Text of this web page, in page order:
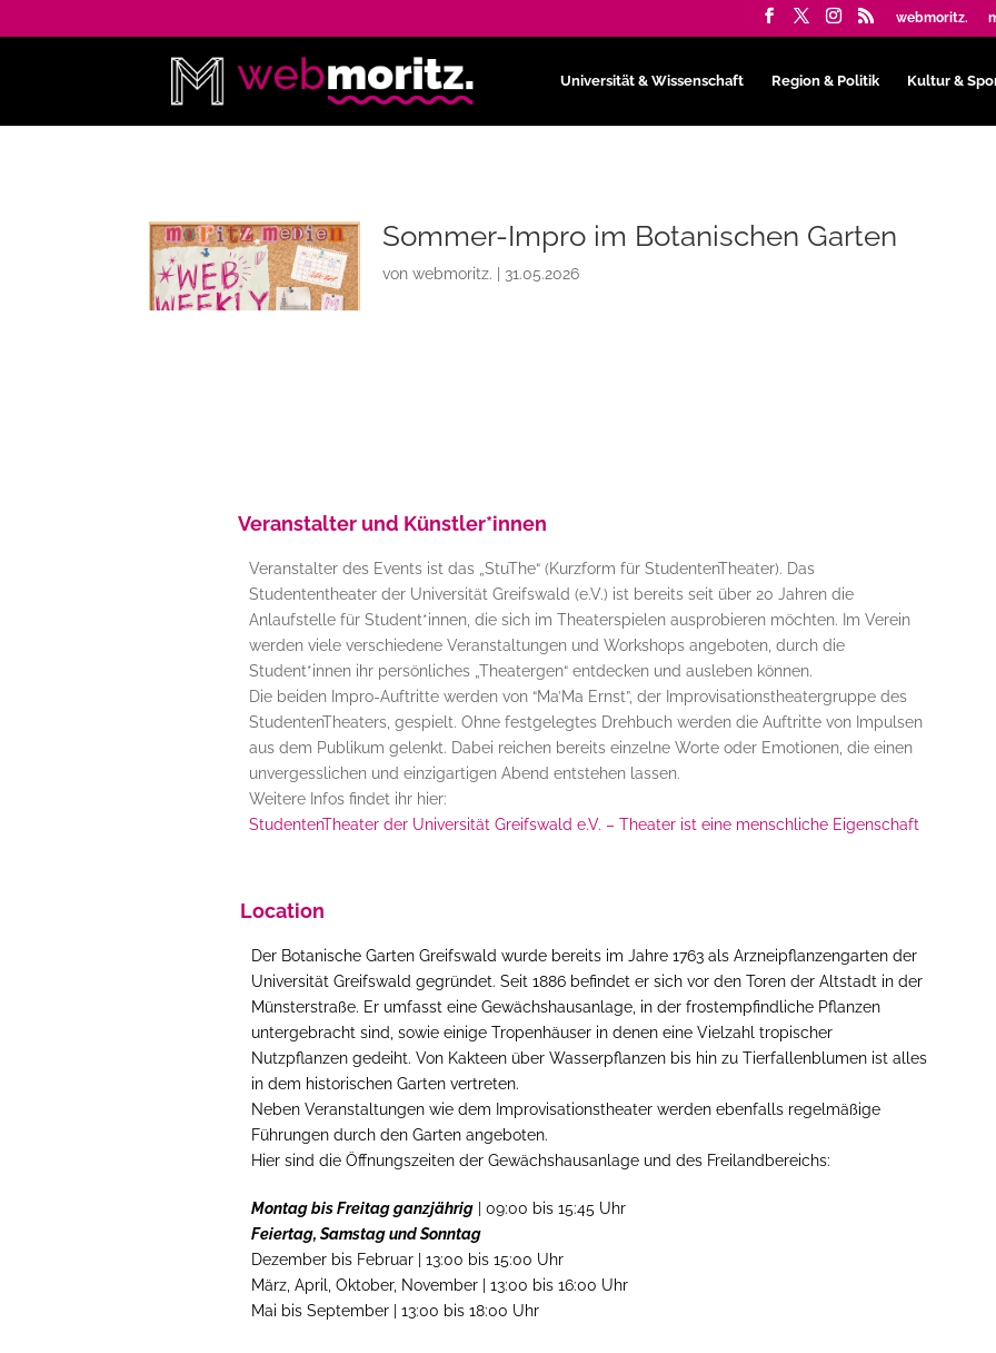
webmoritz.
Universität & Wissenschaft Region & Politik Kultur &
Sommer-Impro im Botanischen Garten
vonwebmoritz. 31.05.2026
Veranstalter und Künstler*innen
Veranstalter des Events ist das „StuThe“ (Kurzform für StudentenTheater). Das
Studententheater der Universität Greifswald (e.V.) ist bereits seit über 20 Jahren die
Anlaufstelle für Student*innen, die sich im Theaterspielen ausprobieren möchten. Im Verein
werden viele verschiedene Veranstaltungen und Workshops angeboten, durch die
Student*innen ihr persönliches „Theatergen“ entdecken und ausleben können.
Die beiden Impro-Auftritte werden von “Ma’Ma Ernst”, der Improvisationstheatergruppe des
StudentenTheaters, gespielt. Ohne festgelegtes Drehbuch werden die Auftritte von Impulsen
aus dem Publikum gelenkt. Dabei reichen bereits einzelne Worte oder Emotionen, die einen
unvergesslichen und einzigartigen Abend entstehen lassen.
Weitere Infos findet ihr hier:
StudentenTheater der Universität Greifswald e.V. – Theater ist eine menschliche Eigenschaft
Location
Der Botanische Garten Greifswald wurde bereits im Jahre 1763 als Arzneipflanzengarten der
Universität Greifswald gegründet. Seit 1886 befindet er sich vor den Toren der Altstadt in der
Münsterstraße. Er umfasst eine Gewächshausanlage, in der frostempfindliche Pflanzen
untergebracht sind, sowie einige Tropenhäuser in denen eine Vielzahl tropischer
Nutzpflanzen gedeiht. Von Kakteen über Wasserpflanzen bis hin zu Tierfallenblumen ist alles
in dem historischen Garten vertreten.
Neben Veranstaltungen wie dem Improvisationstheater werden ebenfalls regelmäßige
Führungen durch den Garten angeboten.
Hier sind die Öffnungszeiten der Gewächshausanlage und des Freilandbereichs:
Montag bis Freitag ganzjährig| 09:00 bis 15:45 Uhr
Feiertag, Samstag und Sonntag
Dezember bis Februar | 13:00 bis 15:00 Uhr
März, April, Oktober, November | 13:00 bis 16:00 Uhr
Mai bis September | 13:00 bis 18:00 Uhr